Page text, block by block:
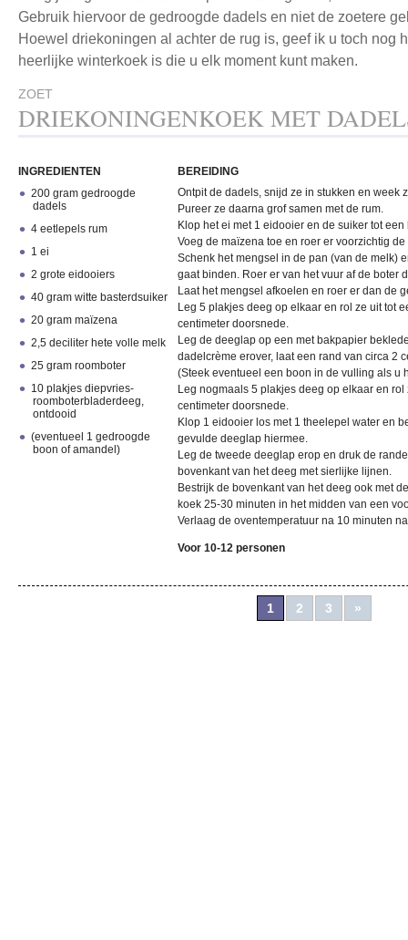
Gebruik hiervoor de gedroogde dadels en niet de zoetere
Hoewel driekoningen al achter de rug is, geef ik u toch nog
heerlijke winterkoek is die u elk moment kunt maken.
ZOET
DRIEKONINGENKOEK MET
INGREDIENTEN
200 gram gedroogde
dadels
4 eetlepels rum
1 ei
2 grote eidooiers
40 gram witte basterdsuiker
20 gram maïzena
2,5 deciliter hete volle melk
25 gram roomboter
10 plakjes diepvries-
roomboterbladerdeeg,
ontdooid
(eventueel 1 gedroogde
boon of amandel)
BEREIDING
Ontpit de dadels, snijd ze in stukken en week
Pureer ze daarna grof samen met de rum.
Klop het ei met 1 eidooier en de suiker tot
Voeg de maïzena toe en roer er voorzichtig de
Schenk het mengsel in de pan (van de melk)
gaat binden. Roer er van het vuur af de boter
Laat het mengsel afkoelen en roer er dan de
Leg 5 plakjes deeg op elkaar en rol ze uit tot
centimeter doorsnede.
Leg de deeglap op een met bakpapier
dadelcrème erover, laat een rand van circa 2
(Steek eventueel een boon in de vulling als u
Leg nogmaals 5 plakjes deeg op elkaar en
centimeter doorsnede.
Klop 1 eidooier los met 1 theelepel water en
gevulde deeglap hiermee.
Leg de tweede deeglap erop en druk de
bovenkant van het deeg met sierlijke lijnen.
Bestrijk de bovenkant van het deeg ook met
koek 25-30 minuten in het midden van een
Verlaag de oventemperatuur na 10 minuten
Voor 10-12 personen
1 2 3 »